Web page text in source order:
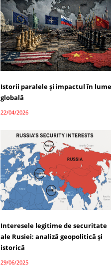
Istorii paralele și impactul în
globală
22/04/2026
Interesele legitime de securitate
ale Rusiei: analiză geopolitică și
istorică
29/06/2025